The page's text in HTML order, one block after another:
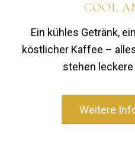
COOL
Ein kühles Getränk,
köstlicher Kaffee –
stehen
Weitere